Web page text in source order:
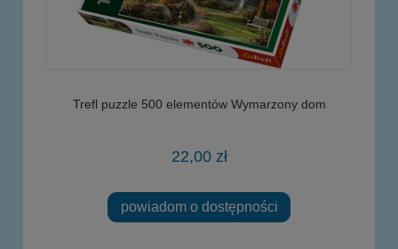
Trefl puzzle 500 elementów Wymarzony dom
22,00 zł
powiadom o dostępności